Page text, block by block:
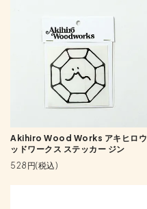
Akihiro Wood Works アキヒロウ
ッドワークス ステッカー ジン
528円(税込)